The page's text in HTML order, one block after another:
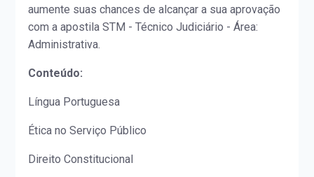
aumente suas chances de alcançar a sua aprovação
com a apostila STM - Técnico Judiciário - Área:
Administrativa.
Conteúdo:
Língua Portuguesa
Ética no Serviço Público
Direito Constitucional